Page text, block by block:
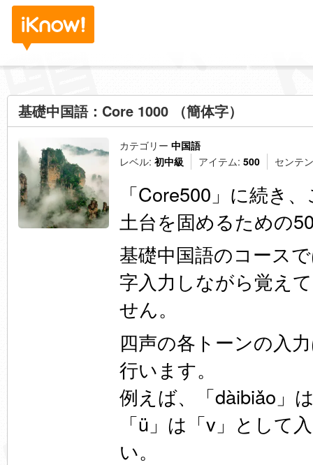
基礎中国語：Core 1000 （簡体字）
カテゴリー 中国語
レベル: 初中級 アイテム: 500 センテ
「Core500」に続き
土台を固めるための
基礎中国語のコース
字入力しながら覚え
せん。
四声の各トーンの入
行います。
例えば、「dàibiǎo」
「ü」は「v」として
い。